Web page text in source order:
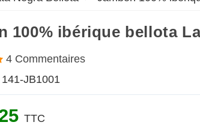
100% ibérique bellota
4 Commentaires
141-JB1001
TTC